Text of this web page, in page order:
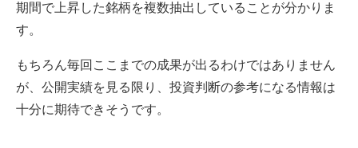
期間で上昇した銘柄を複数抽出していることが分かりま
す。
もちろん毎回ここまでの成果が出るわけではありません
が、公開実績を見る限り、投資判断の参考になる情報は
十分に期待できそうです。